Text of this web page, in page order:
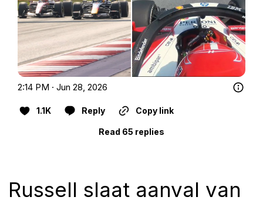
2:14 PM · Jun 28, 2026
1.1K Reply Copy link
Read 65 replies
Russell slaat aanval van